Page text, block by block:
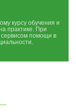
курсу обучения и
практике. При
сервисом помощи в